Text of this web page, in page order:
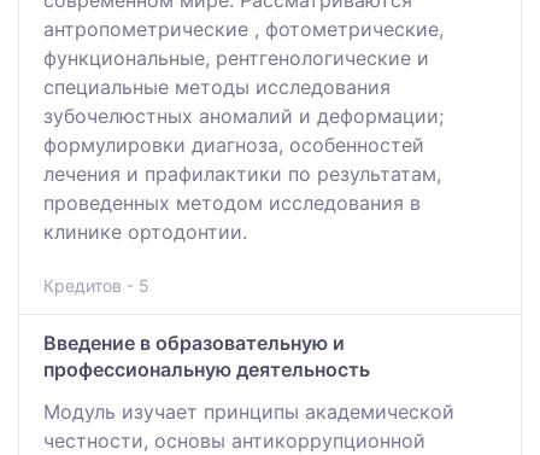
антропометрические , фотометрические,
функциональные, рентгенологические и
специальные методы исследования
зубочелюстных аномалий и деформации;
формулировки диагноза, особенностей
лечения и прафилактики по результатам,
проведенных методом исследования в
клинике ортодонтии.
Кредитов - 5
Введение в образовательную и
профессиональную деятельность
Модуль изучает принципы академической
честности, основы антикоррупционной